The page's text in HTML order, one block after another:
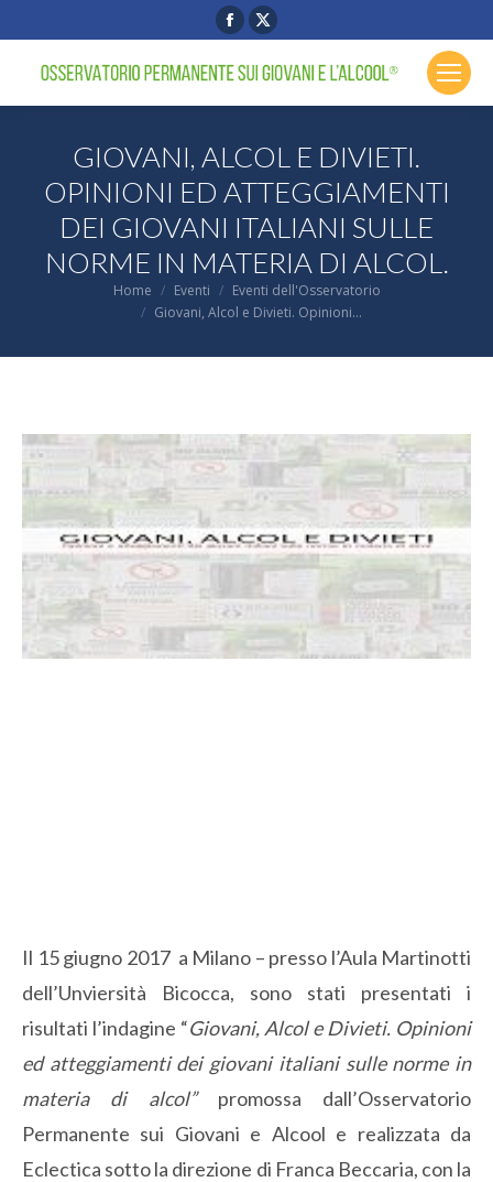
Facebook
page
opens
in
window
X
page
opens
in
window
GIOVANI, ALCOL E DIVIETI.
OPINIONI ED ATTEGGIAMENTI
DEI GIOVANI ITALIANI SULLE
NORME IN MATERIA DI ALCOL.
You are here:
Home Eventi
Eventi dell'Osservatorio
Giovani, Alcol e Divieti. Opinioni…
Il 15 giugno 2017 a Milano – presso l’Aula Martinotti
dell’Unviersità Bicocca, sono stati presentati i
risultati l’indagine “Giovani, Alcol e Divieti. Opinioni
ed atteggiamenti dei giovani italiani sulle norme in
materia di alcol”promossa dall’Osservatorio
Permanente sui Giovani e Alcool e realizzata da
Eclectica sotto la direzione di Franca Beccaria, con la